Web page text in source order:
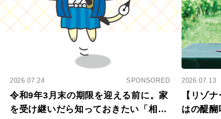
2026.07.24 SPONSORED
令和9年3月末の期限を迎える前に。家
を受け継いだら知っておきたい「相続
2026.07.13
【リゾ
はの醍